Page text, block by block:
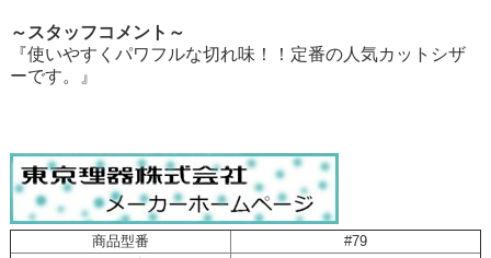
～スタッフコメント～
『使いやすくパワフルな切れ味！！定番の人気カットシザ
ーです。』
商品型番
#79